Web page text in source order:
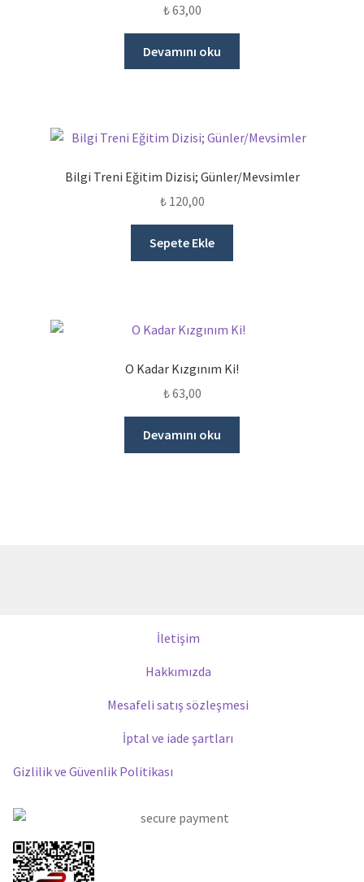
₺63,00
Devamını oku
Bilgi Treni Eğitim Dizisi; Günler/Mevsimler
₺120,00
Sepete Ekle
O Kadar Kızgınım Ki!
₺63,00
Devamını oku
İletişim
Hakkımızda
Mesafeli satış sözleşmesi
İptal ve iade şartları
Gizlilik ve Güvenlik Politikası